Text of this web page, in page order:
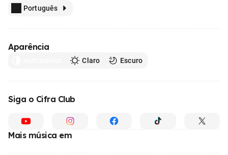
Português
Aparência
Claro Escuro
Siga o Cifra Club
Mais música em